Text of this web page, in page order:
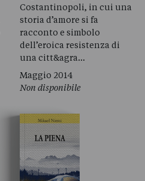
Costantinopoli, in cui una
storia d’amore si fa
racconto e simbolo
dell’eroica resistenza di
una citt&agra…
Maggio 2014
Non disponibile